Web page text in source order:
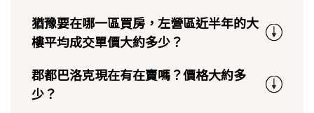
猶豫要在哪一區買房，左營區近半年的大
樓平均成交單價大約多少？
郡都巴洛克現在有在賣嗎？價格大約多
少？